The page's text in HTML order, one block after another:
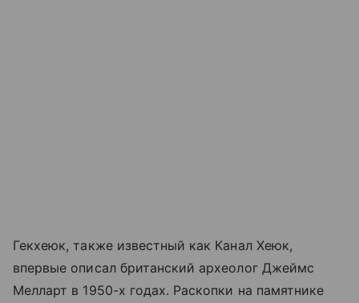
Гекхеюк, также известный как Канал Хеюк,
впервые описал британский археолог Джеймс
Мелларт в 1950-х годах. Раскопки на памятнике